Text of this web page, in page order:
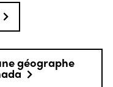
géographe